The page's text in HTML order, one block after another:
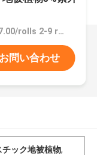
価格：$47.00/rolls 2-9 rolls
お問い合わせ
ック地被植物,